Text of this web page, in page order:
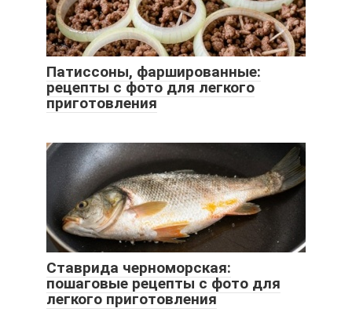
Патиссоны, фаршированные:
рецепты с фото для легкого
приготовления
Ставрида черноморская:
пошаговые рецепты с фото для
легкого приготовления